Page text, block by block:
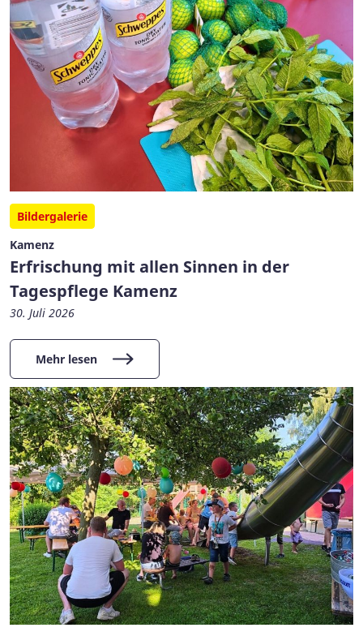
Bildergalerie
Kamenz
Erfrischung mit allen Sinnen in der
Tagespflege Kamenz
30. Juli 2026
Mehr lesen